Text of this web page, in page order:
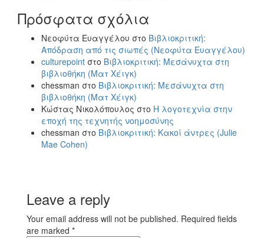
Πρόσφατα σχόλια
Νεοφύτα Ευαγγέλου στο Βιβλιοκριτική:
Απόδραση από τις σιωπές (Νεοφύτα Ευαγγέλου)
culturepoint στο Βιβλιοκριτική: Μεσάνυχτα στη
βιβλιοθήκη (Ματ Χέιγκ)
chessman στο Βιβλιοκριτική: Μεσάνυχτα στη
βιβλιοθήκη (Ματ Χέιγκ)
Κώστας Νικολόπουλος στο Η λογοτεχνία στην
εποχή της τεχνητής νοημοσύνης
chessman στο Βιβλιοκριτική: Κακοί άντρες (Julie
Mae Cohen)
Leave a reply
Your email address will not be published. Required fields
are marked *